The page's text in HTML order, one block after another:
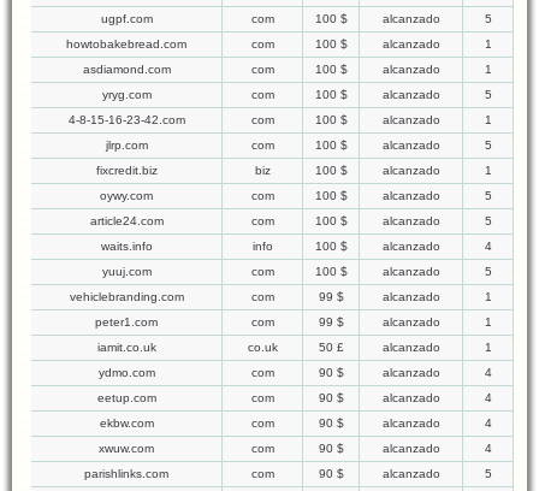
ugpf.com com 100 $ alcanzado
5
howtobakebread.com
com 100 $ alcanzado
1
asdiamond.com
com 100 $ alcanzado
1
yryg.com
com 100 $ alcanzado
5
4-8-15-16-23-42.com
com 100 $ alcanzado
1
jlrp.com
com 100 $ alcanzado
5
fixcredit.biz
biz 100 $ alcanzado
1
oywy.com
com 100 $ alcanzado
5
article24.com
com 100 $ alcanzado
5
waits.info
info 100 $ alcanzado
4
yuuj.com
com 100 $ alcanzado
5
vehiclebranding.com
com 99 $ alcanzado
1
peter1.com
com 99 $ alcanzado
1
iamit.co.uk
co.uk 50 £ alcanzado
1
ydmo.com
com 90 $ alcanzado
4
eetup.com
com 90 $ alcanzado
4
ekbw.com
com 90 $ alcanzado
4
xwuw.com
com 90 $ alcanzado
4
parishlinks.com
com 90 $ alcanzado
5